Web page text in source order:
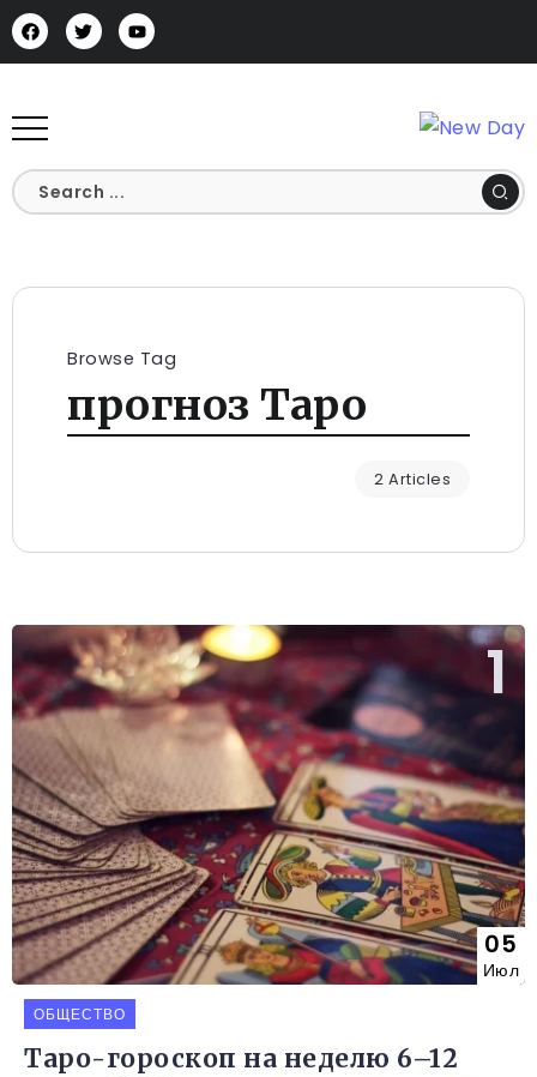
Browse Tag
прогноз Таро
2 Articles
05
Июл
ОБЩЕСТВО
Таро-гороскоп на неделю 6–12